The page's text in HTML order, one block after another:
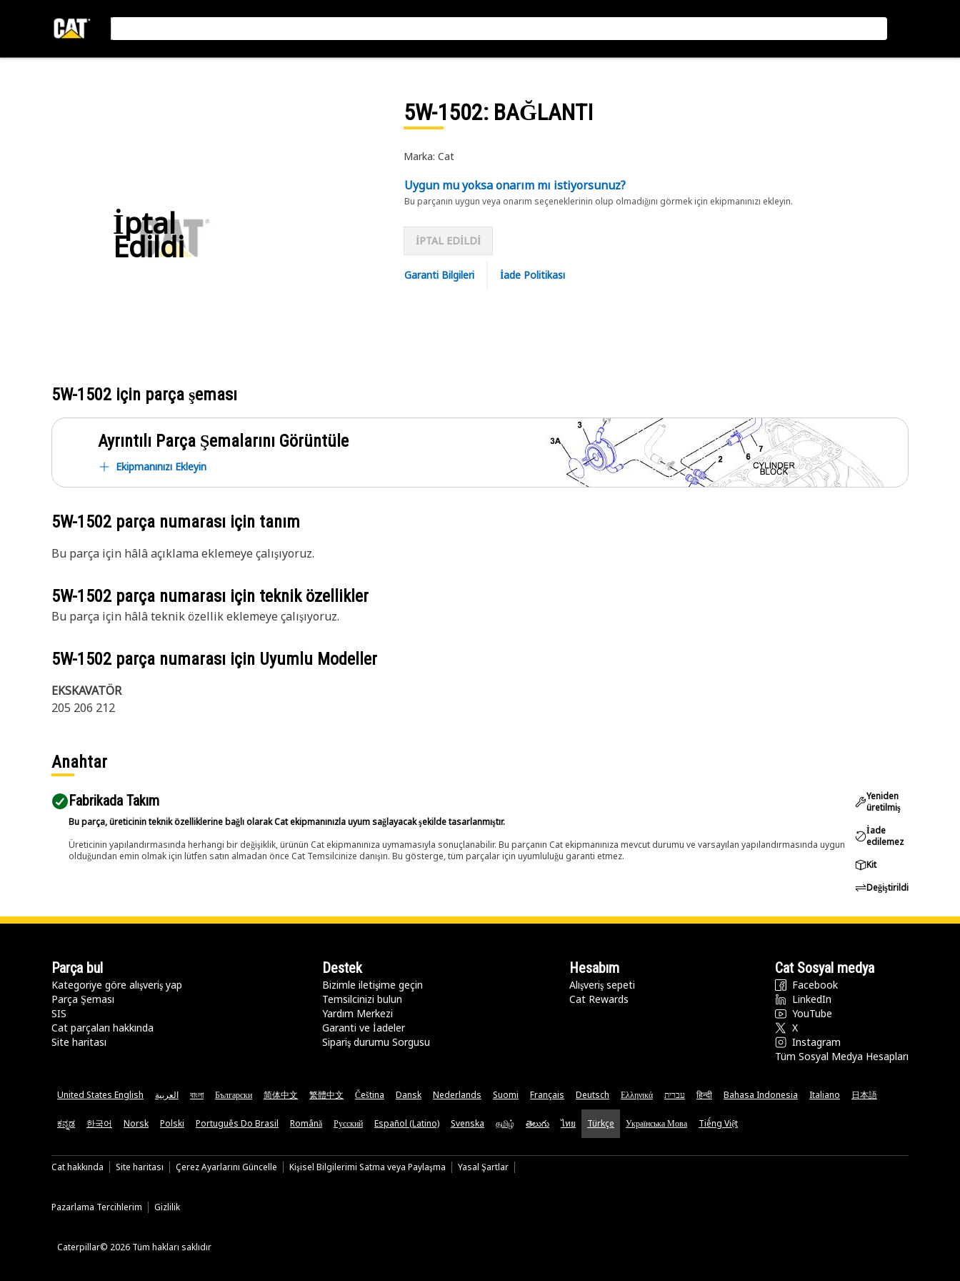
İptal
Edildi
5W-1502: BAĞLANTI
Marka: Cat
Uygun mu yoksa onarım mı istiyorsunuz?
Bu parçanın uygun veya onarım seçeneklerinin olup olmadığını görmek için ekipmanınızı ekleyin.
İPTAL EDİLDİ
Garanti Bilgileri İade Politikası
5W-1502 için parça şeması
Ayrıntılı Parça Şemalarını Görüntüle
Ekipmanınızı Ekleyin
5W-1502 parça numarası için tanım
Bu parça için hâlâ açıklama eklemeye çalışıyoruz.
5W-1502 parça numarası için teknik özellikler
Bu parça için hâlâ teknik özellik eklemeye çalışıyoruz.
5W-1502 parça numarası için Uyumlu Modeller
EKSKAVATÖR
205 206 212
Anahtar
Fabrikada Takım
Bu parça, üreticinin teknik özelliklerine bağlı olarak Cat ekipmanınızla uyum sağlayacak şekilde tasarlanmıştır.
Üreticinin yapılandırmasında herhangi bir değişiklik, ürünün Cat ekipmanınıza uymamasıyla sonuçlanabilir. Bu parçanın Cat ekipmanınıza mevcut durumu ve varsayılan yapılandırmasında uygun
olduğundan emin olmak için lütfen satın almadan önce Cat Temsilcinize danışın. Bu gösterge, tüm parçalar için uyumluluğu garanti etmez.
Yeniden
üretilmiş
İade
edilemez
Kit
Değiştirildi
Parça bul
Kategoriye göre alışveriş yap
Parça Şeması
SIS
Cat parçaları hakkında
Site haritası
Destek
Bizimle iletişime geçin
Temsilcinizi bulun
Yardım Merkezi
Garanti ve İadeler
Sipariş durumu Sorgusu
Hesabım
Alışveriş sepeti
Cat Rewards
Cat Sosyal medya
Facebook
LinkedIn
YouTube
X
Instagram
Tüm Sosyal Medya Hesapları
United States English العربية বাংলা Български 简体中文 繁體中文 Čeština Dansk Nederlands Suomi Français Deutsch Ελληνικά עברית हिन्दी Bahasa Indonesia Italiano 日本語
ಕನ್ನಡ 한국어 Norsk Polski Português Do Brasil Română Русский Español (Latino) Svenska தமிழ் తెలుగు ไทย Türkçe Українська Мова Tiếng Việt
Cat hakkında Site haritası Çerez Ayarlarını Güncelle Kişisel Bilgilerimi Satma veya Paylaşma Yasal Şartlar
Pazarlama Tercihlerim Gizlilik
Caterpillar© 2026 Tüm hakları saklıdır